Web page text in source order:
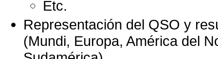
Etc.
Representación del QSO y
(Mundi, Europa, América del